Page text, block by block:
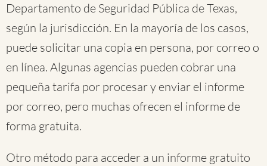
Departamento de Seguridad Pública de Texas,
según la jurisdicción. En la mayoría de los casos,
puede solicitar una copia en persona, por correo o
en línea. Algunas agencias pueden cobrar una
pequeña tarifa por procesar y enviar el informe
por correo, pero muchas ofrecen el informe de
forma gratuita.
Otro método para acceder a un informe gratuito